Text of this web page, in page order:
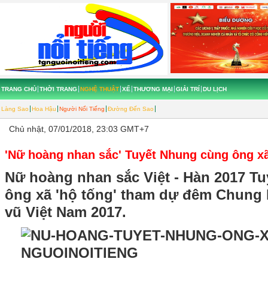
TRANG CHỦ THỜI TRANG NGHỆ THUẬT
Làng Sao Hoa Hậu Người Nổi Tiếng Đường Đến Sao
XẾ THƯƠNG MẠI GIẢI TRÍ DU LỊCH
Chủ nhật, 07/01/2018, 23:03 GMT+7
'Nữ hoàng nhan sắc' Tuyết Nhung cùng ông
Nữ hoàng nhan sắc Việt - Hàn 2017
ông xã 'hộ tống' tham dự đêm Chung
vũ Việt Nam 2017.